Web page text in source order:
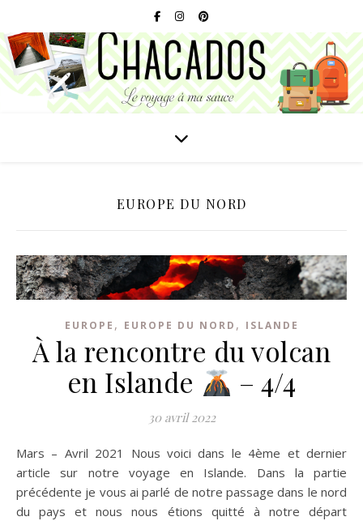
EUROPE DU NORD
EUROPE , EUROPE DU NORD , ISLANDE
À la rencontre du volcan
en Islande
– 4/4
30 avril 2022
Mars – Avril 2021 Nous voici dans le 4ème et dernier
article sur notre voyage en Islande. Dans la partie
précédente je vous ai parlé de notre passage dans le nord
du pays et nous nous étions quitté à notre départ